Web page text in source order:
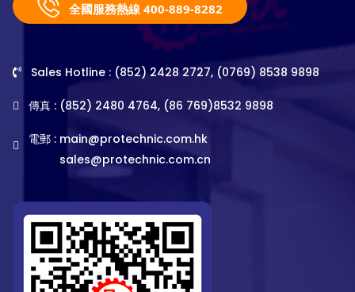
全國服務熱線 400-889-8282
Sales Hotline : (852) 2428 2727, (0769) 8538 9898
傳真 : (852) 2480 4764, (86 769)8532 9898
電郵 : main@protechnic.com.hk
sales@protechnic.com.cn